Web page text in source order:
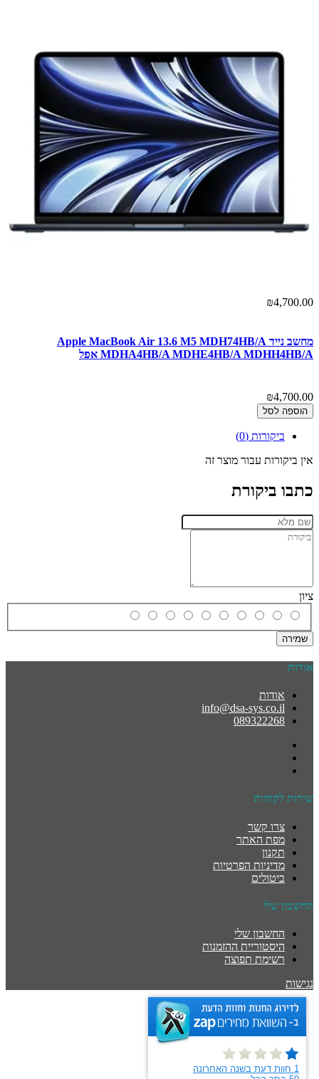
₪4,700.00
מחשב נייד Apple MacBook Air 13.6 M5 MDH74HB/A
MDHA4HB/A MDHE4HB/A MDHH4HB/A אפל
₪4,700.00
הוספה לסל
ביקורות (0)
אין ביקורות עבור מוצר זה
כתבו ביקורת
ציון
שמירה
אודות
אודות
info@dsa-sys.co.il
089322268
שירות לקוחות
צרו קשר
מפת האתר
תקנון
מדיניות הפרטיות
ביטולים
החשבון שלי
החשבון שלי
היסטוריית ההזמנות
רשימת תפוצה
נגישות